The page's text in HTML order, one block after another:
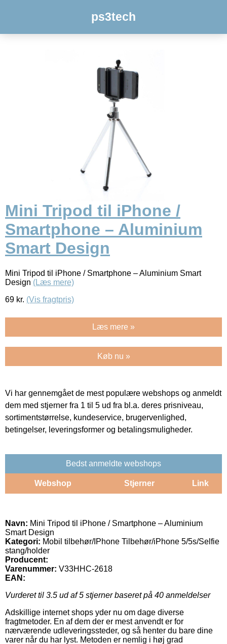
ps3tech
Mini Tripod til iPhone /
Smartphone – Aluminium
Smart Design
Mini Tripod til iPhone / Smartphone – Aluminium Smart
Design (Læs mere)
69 kr. (Vis fragtpris)
Læs mere »
Køb nu »
Vi har gennemgået de mest populære webshops og anmeldt
dem med stjerner fra 1 til 5 ud fra bl.a. deres prisniveau,
sortimentstørrelse, kundeservice, brugervenlighed,
betingelser, leveringsformer og betalingsmuligheder.
Bedst anmeldte webshops
Webshop Stjerner Link
Navn: Mini Tripod til iPhone / Smartphone – Aluminium
Smart Design
Kategori: Mobil tilbehør/IPhone Tilbehør/iPhone 5/5s/Selfie
stang/holder
Producent:
Varenummer: V33HHC-2618
EAN:
Vurderet til 3.5 ud af 5 stjerner baseret på 40 anmeldelser
Adskillige internet shops yder nu om dage diverse
fragtmetoder. En af dem der er mest anvendt er for
nærværende udleveringssteder, og så henter du bare dine
varer når du har lyst. Metoden er nemlig i høj grad